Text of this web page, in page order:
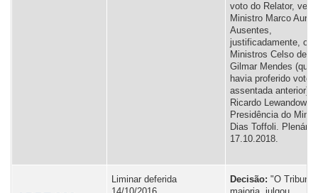
voto do Relator,
Ministro Marco
Ausentes,
justificadamente, os
Ministros Celso de
Gilmar Mendes (que
havia proferido voto
assentada anterior) e
Ricardo
Presidência do
Dias Toffoli. Plenário,
17.10.2018.
Liminar deferida
Decisão: "O